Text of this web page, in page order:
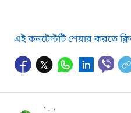
এই কনটেন্টটি শেয়ার করতে